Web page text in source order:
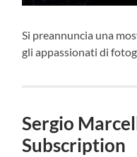
Si preannuncia una
gli appassionati di
Sergio
Subscription